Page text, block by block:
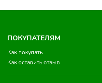
ПОКУПАТЕЛЯМ
Как покупать
Как оставить отзыв